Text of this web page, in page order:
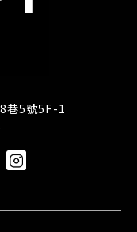
巷5號5F-1